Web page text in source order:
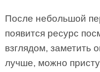
После небольшой
появится ресурс
взглядом, заметить
лучше, можно